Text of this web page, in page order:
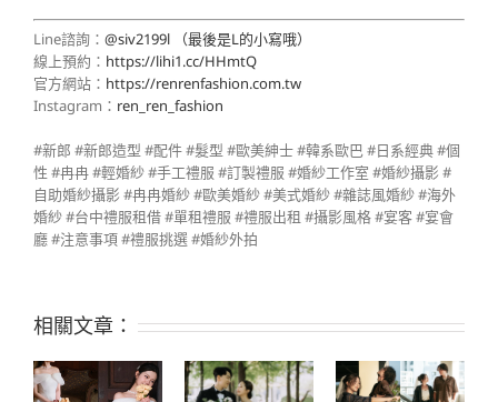
Line諮詢： @siv2199l （最後是L的小寫哦）
線上預約： https://lihi1.cc/HHmtQ
官方網站： https://renrenfashion.com.tw
Instagram： ren_ren_fashion
#新郎 #新郎造型 #配件 #髮型 #歐美紳士 #韓系歐巴 #日系經典 #個
性 #冉冉 #輕婚紗 #手工禮服 #訂製禮服 #婚紗工作室 #婚紗攝影 #
自助婚紗攝影 #冉冉婚紗 #歐美婚紗 #美式婚紗 #雜誌風婚紗 #海外
婚紗 #台中禮服租借 #單租禮服 #禮服出租 #攝影風格 #宴客 #宴會
廳 #注意事項 #禮服挑選 #婚紗外拍
相關文章：